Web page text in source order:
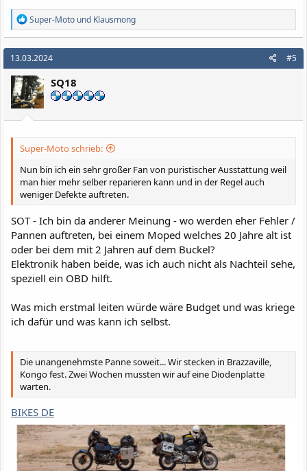
R
e
a
k
t
i
o
n
e
n
Super-Moto und Klausmong
13.03.2024 #5
SQ18
Super-Moto schrieb:
Nun bin ich ein sehr großer Fan von puristischer Ausstattung weil
man hier mehr selber reparieren kann und in der Regel auch
weniger Defekte auftreten.
SOT - Ich bin da anderer Meinung - wo werden eher Fehler /
Pannen auftreten, bei einem Moped welches 20 Jahre alt ist
oder bei dem mit 2 Jahren auf dem Buckel?
Elektronik haben beide, was ich auch nicht als Nachteil sehe,
speziell ein OBD hilft.
Was mich erstmal leiten würde wäre Budget und was kriege
ich dafür und was kann ich selbst.
Die unangenehmste Panne soweit... Wir stecken in Brazzaville,
Kongo fest. Zwei Wochen mussten wir auf eine Diodenplatte
warten.
BIKES DE